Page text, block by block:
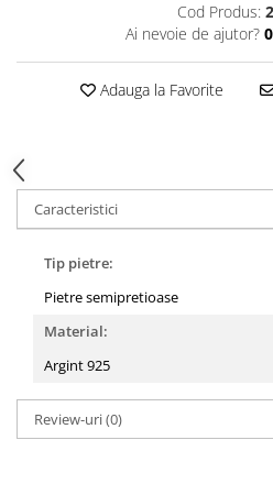
Cod Produs:
Ai nevoie de ajutor?
Adauga la Favorite
Caracteristici
Tip pietre:
Pietre semipretioase
Material:
Argint 925
Review-uri(0)